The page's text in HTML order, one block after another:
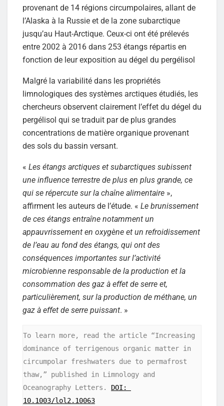
provenant de 14 régions circumpolaires, allant de
l’Alaska à la Russie et de la zone subarctique
jusqu’au Haut-Arctique. Ceux-ci ont été prélevés
entre 2002 à 2016 dans 253 étangs répartis en
fonction de leur exposition au dégel du pergélisol
Malgré la variabilité dans les propriétés
limnologiques des systèmes arctiques étudiés, les
chercheurs observent clairement l’effet du dégel du
pergélisol qui se traduit par de plus grandes
concentrations de matière organique provenant
des sols du bassin versant.
« Les étangs arctiques et subarctiques subissent
une influence terrestre de plus en plus grande, ce
qui se répercute sur la chaîne alimentaire »,
affirment les auteurs de l’étude. « Le brunissement
de ces étangs entraîne notamment un
appauvrissement en oxygène et un refroidissement
de l’eau au fond des étangs, qui ont des
conséquences importantes sur l’activité
microbienne responsable de la production et la
consommation des gaz à effet de serre et,
particulièrement, sur la production de méthane, un
gaz à effet de serre puissant. »
To learn more, read the article “Increasing
dominance of terrigenous organic matter in
circumpolar freshwaters due to permafrost
thaw,” published in Limnology and
Oceanography Letters. DOI:
10.1003/lol2.10063